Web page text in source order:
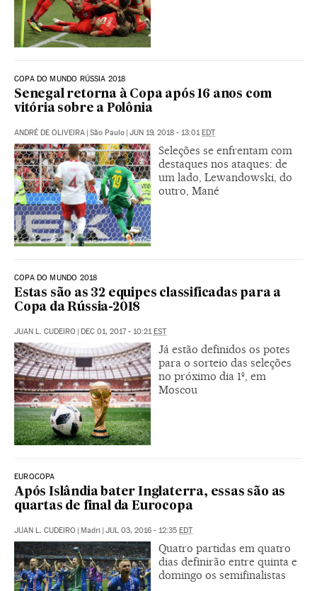
COPA DO MUNDO RÚSSIA 2018
Senegal retorna à Copa após 16 anos com
vitória sobre a Polônia
ANDRÉ DE OLIVEIRA São Paulo JUN 19, 2018 - 13:01 EDT
Seleções se enfrentam com
destaques nos ataques: de
um lado, Lewandowski, do
outro, Mané
COPA DO MUNDO 2018
Estas são as 32 equipes classificadas para a
Copa da Rússia-2018
JUAN L. CUDEIRO | DEC 01, 2017 - 10:21EST
Já estão definidos os potes
para o sorteio das seleções
no próximo dia 1º, em
Moscou
EUROCOPA
Após Islândia bater Inglaterra, essas são as
quartas de final da Eurocopa
JUAN L. CUDEIRO | Madri | JUL 03, 2016 - 12:35 EDT
Quatro partidas em quatro
dias definirão entre quinta e
domingo os semifinalistas